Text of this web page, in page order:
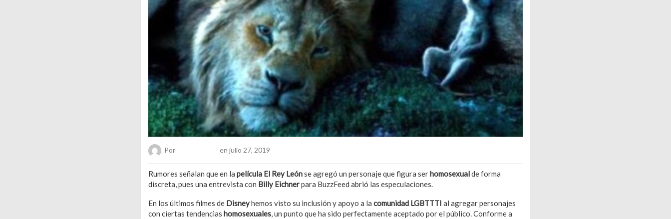
Por en julio 27, 2019
Rumores señalan que en la película El Rey Leónse agregó un personaje que figura serhomosexualde forma
discreta, pues una entrevista con Billy Eichnerpara BuzzFeed abrió las especulaciones.
En los últimos filmes de Disneyhemos visto su inclusión y apoyo a la comunidad LGBTTTI al agregar personajes
con ciertas tendencias homosexuales, un punto que ha sido perfectamente aceptado por el público. Conforme a